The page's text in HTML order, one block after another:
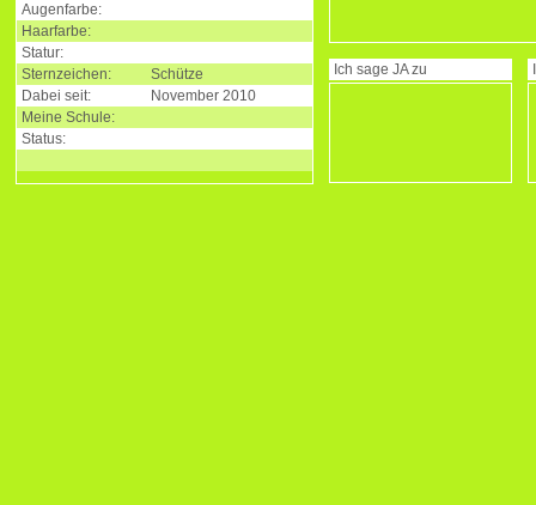
Augenfarbe:
Haarfarbe:
Statur:
Sternzeichen:
Schütze
Dabei seit:
November 2010
Meine Schule:
Status:
Ich sage JAzu